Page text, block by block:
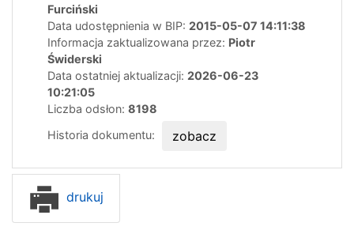
Furciński
Data udostępnienia w BIP: 2015-05-07 14:11:38
Informacja zaktualizowana przez: Piotr
Świderski
Data ostatniej aktualizacji: 2026-06-23
10:21:05
Liczba odsłon: 8198
Historia dokumentu:
zobacz
drukuj